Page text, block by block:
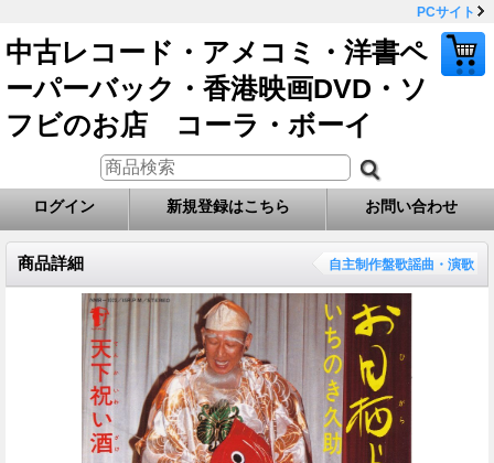
PCサイト
中古レコード・アメコミ・洋書ペ
ーパーバック・香港映画DVD・ソ
フビのお店 コーラ・ボーイ
ログイン 新規登録はこちら お問い合わせ
商品詳細 自主制作盤歌謡曲・演歌